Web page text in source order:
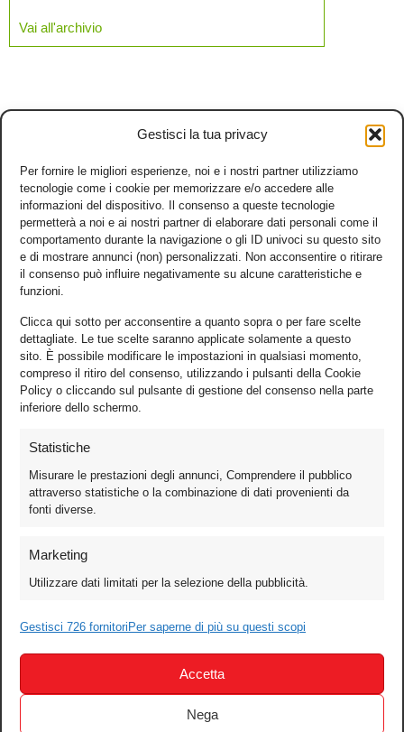
Gestisci la tua privacy
Per fornire le migliori esperienze, noi e i nostri partner utilizziamo
tecnologie come i cookie per memorizzare e/o accedere alle
informazioni del dispositivo. Il consenso a queste tecnologie
permetterà a noi e ai nostri partner di elaborare dati personali come il
comportamento durante la navigazione o gli ID univoci su questo sito
e di mostrare annunci (non) personalizzati. Non acconsentire o ritirare
il consenso può influire negativamente su alcune caratteristiche e
funzioni.
Clicca qui sotto per acconsentire a quanto sopra o per fare scelte
dettagliate. Le tue scelte saranno applicate solamente a questo
sito. È possibile modificare le impostazioni in qualsiasi momento,
compreso il ritiro del consenso, utilizzando i pulsanti della Cookie
Policy o cliccando sul pulsante di gestione del consenso nella parte
inferiore dello schermo.
Statistiche
Misurare le prestazioni degli annunci, Comprendere il pubblico
attraverso statistiche o la combinazione di dati provenienti da
fonti diverse.
Marketing
Utilizzare dati limitati per la selezione della pubblicità.
Gestisci 726 fornitori Per saperne di più su questi scopi
Accetta
Nega
Vai all'archivio
Games
Test